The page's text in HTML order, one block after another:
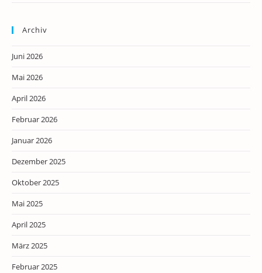
Archiv
Juni 2026
Mai 2026
April 2026
Februar 2026
Januar 2026
Dezember 2025
Oktober 2025
Mai 2025
April 2025
März 2025
Februar 2025